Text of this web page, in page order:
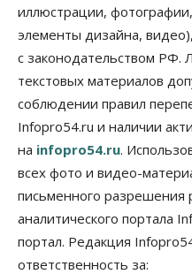
Общество
Синоптики рассказали
на выходных
07 Августа 2026, 12:00
Жители Новосибирска
повысить свою пенсию
07 Августа 2026, 11:30
Общество
Деньгами будут
школах Новосибирской
инициативное
07 Августа 2026, 11:00
иллюстрации,
элементы дизайна,
с законодательством РФ.
текстовых материалов
соблюдении правил
Infopro54.ru и наличии
на infopro54.ru.
всех фото и видео-
письменного
аналитического портала
портал. Редакция
ответственность за: